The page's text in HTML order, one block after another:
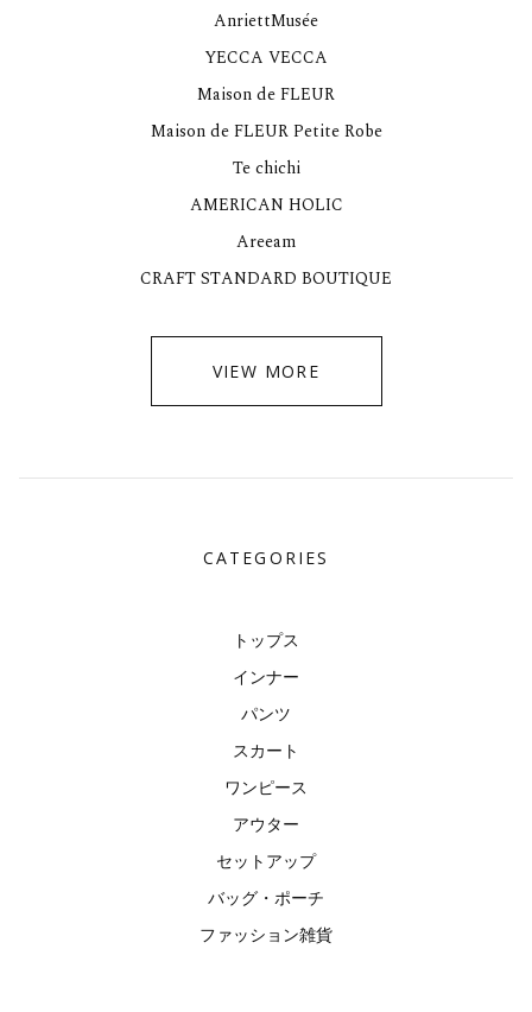
AnriettMusée
YECCA VECCA
Maison de FLEUR
Maison de FLEUR Petite Robe
Te chichi
AMERICAN HOLIC
Areeam
CRAFT STANDARD BOUTIQUE
VIEW MORE
CATEGORIES
トップス
インナー
パンツ
スカート
ワンピース
アウター
セットアップ
バッグ・ポーチ
ファッション雑貨